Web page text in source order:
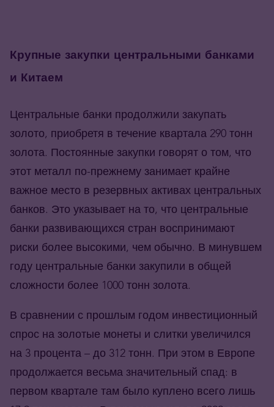
Крупные закупки центральными банками
и Китаем
Центральные банки продолжили закупать
золото, приобретя в течение квартала 290 тонн
золота. Постоянные закупки говорят о том, что
этот металл по-прежнему занимает крайне
важное место в резервных активах центральных
банков. Это указывает на то, что центральные
банки развивающихся стран воспринимают
риски более высокими, чем обычно. В минувшем
году центральные банки закупили в общей
сложности более 1000 тонн золота.
В сравнении с прошлым годом инвестиционный
спрос на золотые монеты и слитки увеличился
на 3 процента – до 312 тонн. При этом в Европе
продолжается весьма значительный спад: в
первом квартале там было куплено всего лишь